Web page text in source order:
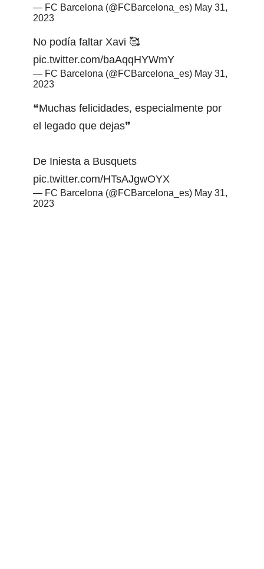
— FC Barcelona (@FCBarcelona_es) May 31,
2023
No podía faltar Xavi 🥰
pic.twitter.com/baAqqHYWmY
— FC Barcelona (@FCBarcelona_es) May 31,
2023
❝Muchas felicidades, especialmente por
el legado que dejas❞
De Iniesta a Busquets
pic.twitter.com/HTsAJgwOYX
— FC Barcelona (@FCBarcelona_es) May 31,
2023